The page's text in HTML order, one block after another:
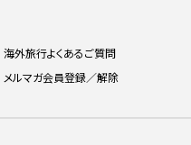
海外旅行よくあるご質問
メルマガ会員登録／解除